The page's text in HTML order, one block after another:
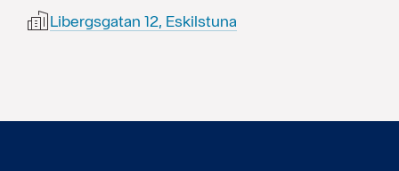
Libergsgatan 12, Eskilstuna